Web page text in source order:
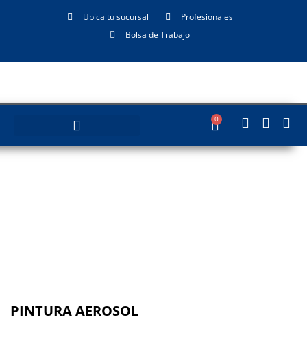
Ubica tu sucursal
Profesionales
Bolsa de Trabajo
0
PINTURA AEROSOL